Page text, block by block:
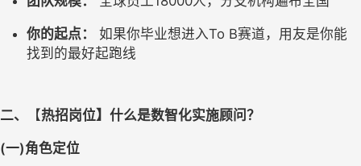
你的起点：
如果你毕业想进入To B赛道，用友是你能
找到的最好起跑线
二、 【热招岗位】什么是数智化实施顾问？
(一)角色定位